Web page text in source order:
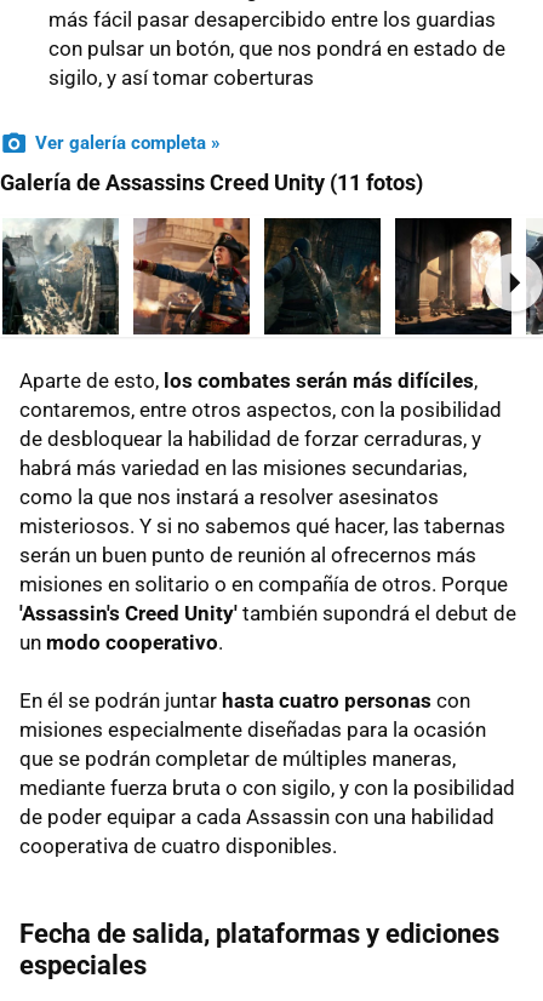
más fácil pasar desapercibido entre los guardias
con pulsar un botón, que nos pondrá en estado de
sigilo, y así tomar coberturas
Ver galería completa »
Galería de Assassins Creed Unity (11 fotos)
Aparte de esto, los combates serán más difíciles,
contaremos, entre otros aspectos, con la posibilidad
de desbloquear la habilidad de forzar cerraduras, y
habrá más variedad en las misiones secundarias,
como la que nos instará a resolver asesinatos
misteriosos. Y si no sabemos qué hacer, las tabernas
serán un buen punto de reunión al ofrecernos más
misiones en solitario o en compañía de otros. Porque
'Assassin's Creed Unity' también supondrá el debut de
un modo cooperativo.
En él se podrán juntar hasta cuatro personas con
misiones especialmente diseñadas para la ocasión
que se podrán completar de múltiples maneras,
mediante fuerza bruta o con sigilo, y con la posibilidad
de poder equipar a cada Assassin con una habilidad
cooperativa de cuatro disponibles.
Fecha de salida, plataformas y ediciones
especiales